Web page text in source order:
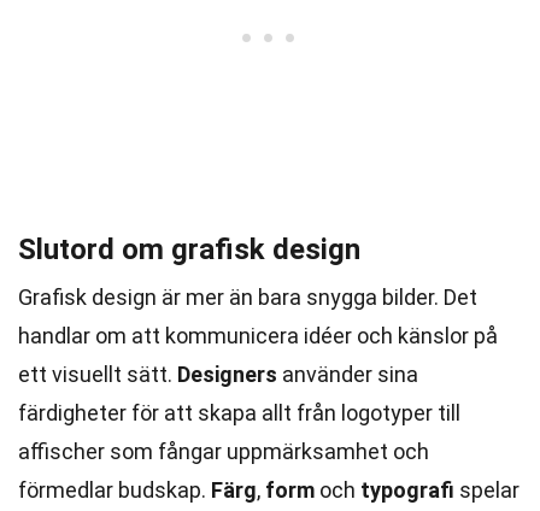
Slutord om grafisk design
Grafisk design är mer än bara snygga bilder. Det
handlar om att kommunicera idéer och känslor på
ett visuellt sätt. Designers använder sina
färdigheter för att skapa allt från logotyper till
affischer som fångar uppmärksamhet och
förmedlar budskap. Färg, form och typografi spelar